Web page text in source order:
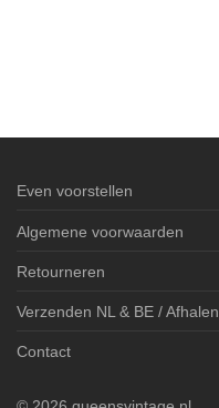
Even voorstellen
Algemene voorwaarden
Retourneren
Verzenden NL & BE / Afhalen
Contact